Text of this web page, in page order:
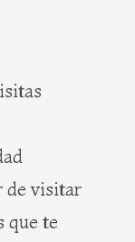
de visitar
que te